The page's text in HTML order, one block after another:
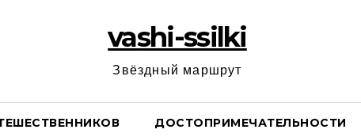
vashi-ssilki
Звёздный маршрут
ДОСТОПРИМЕЧАТЕЛЬНОСТИ